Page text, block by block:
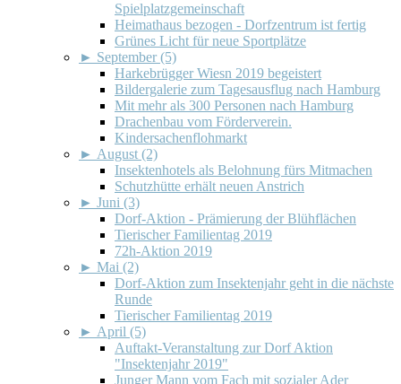
Spielplatzgemeinschaft
Heimathaus bezogen - Dorfzentrum ist fertig
Grünes Licht für neue Sportplätze
► September (5)
Harkebrügger Wiesn 2019 begeistert
Bildergalerie zum Tagesausflug nach Hamburg
Mit mehr als 300 Personen nach Hamburg
Drachenbau vom Förderverein.
Kindersachenflohmarkt
► August (2)
Insektenhotels als Belohnung fürs Mitmachen
Schutzhütte erhält neuen Anstrich
► Juni (3)
Dorf-Aktion - Prämierung der Blühflächen
Tierischer Familientag 2019
72h-Aktion 2019
► Mai (2)
Dorf-Aktion zum Insektenjahr geht in die nächste
Runde
Tierischer Familientag 2019
► April (5)
Auftakt-Veranstaltung zur Dorf Aktion
"Insektenjahr 2019"
Junger Mann vom Fach mit sozialer Ader